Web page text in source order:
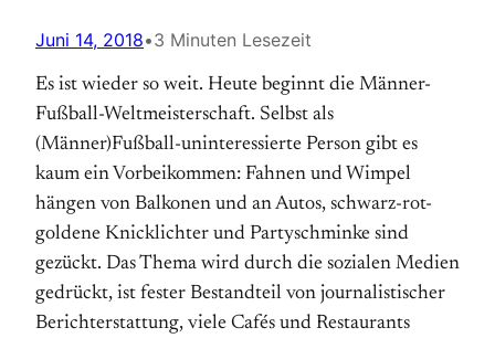
Juni 14, 2018•3 Minuten Lesezeit
Es ist wieder so weit. Heute beginnt die Männer-
Fußball-Weltmeisterschaft. Selbst als
(Männer)Fußball-uninteressierte Person gibt es
kaum ein Vorbeikommen: Fahnen und Wimpel
hängen von Balkonen und an Autos, schwarz-rot-
goldene Knicklichter und Partyschminke sind
gezückt. Das Thema wird durch die sozialen Medien
gedrückt, ist fester Bestandteil von journalistischer
Berichterstattung, viele Cafés und Restaurants